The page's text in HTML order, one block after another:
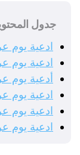
جدول
ادعية يوم
ادعية يوم
أدعية يوم
ادعية يوم
ادعية يوم
ادعية يوم